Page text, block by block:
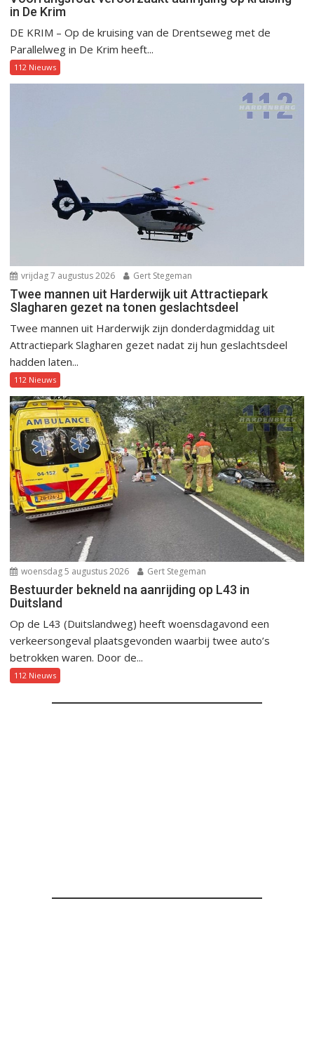
in De Krim
DE KRIM – Op de kruising van de Drentseweg met de
Parallelweg in De Krim heeft...
112 Nieuws
vrijdag 7 augustus 2026 Gert Stegeman
Twee mannen uit Harderwijk uit Attractiepark
Slagharen gezet na tonen geslachtsdeel
Twee mannen uit Harderwijk zijn donderdagmiddag uit
Attractiepark Slagharen gezet nadat zij hun geslachtsdeel
hadden laten...
112 Nieuws
woensdag 5 augustus 2026 Gert Stegeman
Bestuurder bekneld na aanrijding op L43 in
Duitsland
Op de L43 (Duitslandweg) heeft woensdagavond een
verkeersongeval plaatsgevonden waarbij twee auto’s
betrokken waren. Door de...
112 Nieuws